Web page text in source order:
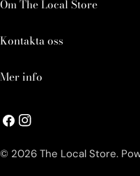
Om The Local Store
Kontakta oss
Mer info
FacebookInstagram
© 2026 The Local Store.